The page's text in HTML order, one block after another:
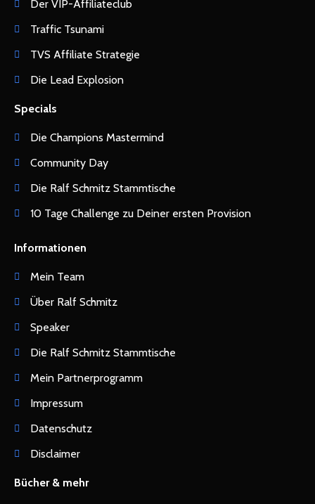
Der VIP-Affiliateclub
Traffic Tsunami
TVS Affiliate Strategie
Die Lead Explosion
Specials
Die Champions Mastermind
Community Day
Die Ralf Schmitz Stammtische
10 Tage Challenge zu Deiner ersten Provision
Informationen
Mein Team
Über Ralf Schmitz
Speaker
Die Ralf Schmitz Stammtische
Mein Partnerprogramm
Impressum
Datenschutz
Disclaimer
Bücher & mehr